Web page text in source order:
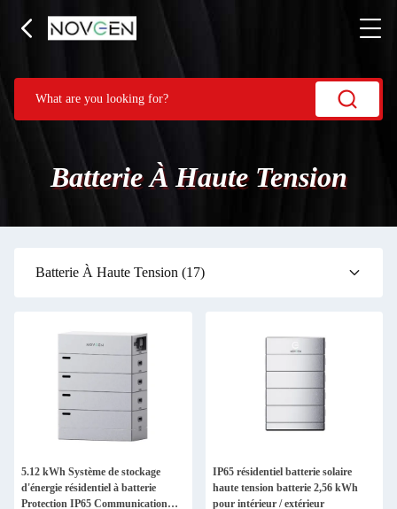
Batterie À Haute Tension
Batterie À Haute Tension (17)
5.12 kWh Système de stockage
d'énergie résidentiel à batterie
Protection IP65 Communication
IP65 résidentiel batterie solaire
haute tension batterie 2,56 kWh
pour intérieur / extérieur